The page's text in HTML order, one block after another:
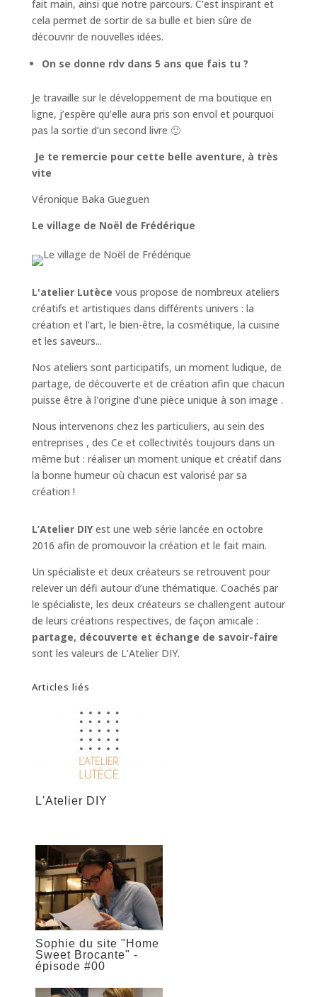
fait main, ainsi que notre parcours. C’est inspirant et
cela permet de sortir de sa bulle et bien sûre de
découvrir de nouvelles idées.
On se donne rdv dans 5 ans que fais tu ?
Je travaille sur le développement de ma boutique en
ligne, j’espère qu’elle aura pris son envol et pourquoi
pas la sortie d’un second livre 🙂
Je te remercie pour cette belle aventure, à très
vite
Véronique Baka Gueguen
Le village de Noël de Frédérique
L'atelier Lutèce vous propose de nombreux ateliers
créatifs et artistiques dans différents univers : la
création et l'art, le bien-être, la cosmétique, la cuisine
et les saveurs...
Nos ateliers sont participatifs, un moment ludique, de
partage, de découverte et de création afin que chacun
puisse être à l'origine d'une pièce unique à son image .
Nous intervenons chez les particuliers, au sein des
entreprises , des Ce et collectivités toujours dans un
même but : réaliser un moment unique et créatif dans
la bonne humeur où chacun est valorisé par sa
création !
L’Atelier DIYest une web série lancée en octobre
2016 afin de promouvoir la création et le fait main.
Un spécialiste et deux créateurs se retrouvent pour
relever un défi autour d’une thématique. Coachés par
le spécialiste, les deux créateurs se challengent autour
de leurs créations respectives, de façon amicale :
partage, découverte et échange de savoir-faire
sont les valeurs de L’Atelier DIY.
Articles liés
L'Atelier DIY
Sophie du site "Home
Sweet Brocante" -
épisode #00